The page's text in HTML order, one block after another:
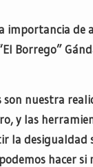
importancia de
Borrego”
nuestra
y las
la desigualdad
hacer si